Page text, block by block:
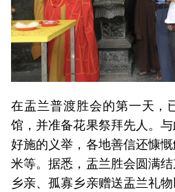
在盂兰普渡胜会的第一天，
馆，并准备花果祭拜先人。
好施的义举，各地善信还慷
米等。据悉，盂兰胜会圆满
乡亲、孤寡乡亲赠送盂兰礼